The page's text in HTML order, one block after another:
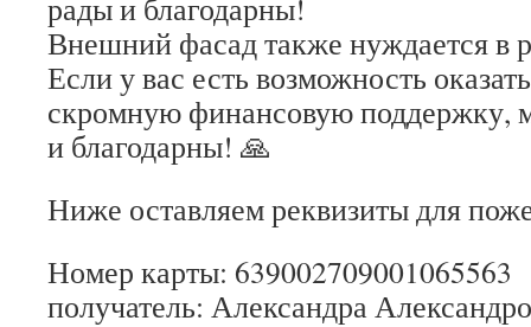
Внешний фасад также нуждается в
Если у вас есть возможность
скромную финансовую поддержку,
и благодарны! 🙏
Ниже оставляем реквизиты для
Номер карты: 639002709001065563
получатель: Александра